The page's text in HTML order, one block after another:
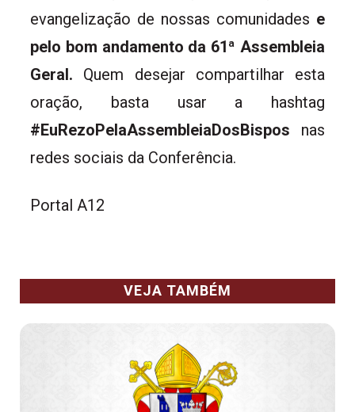
evangelização de nossas comunidades e
pelo bom andamento da 61ª Assembleia
Geral. Quem desejar compartilhar esta
oração, basta usar a hashtag
#EuRezoPelaAssembleiaDosBispos nas
redes sociais da Conferência.
Portal A12
VEJA TAMBÉM